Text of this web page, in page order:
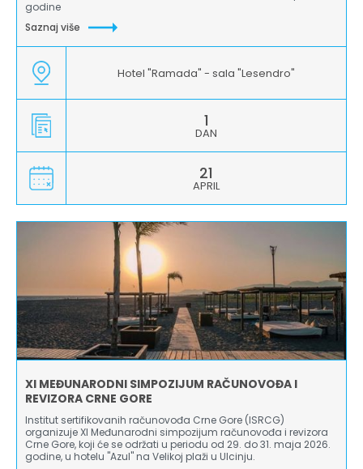
godine
Saznaj više
Hotel "Ramada" - sala "Lesendro"
1
DAN
21
APRIL
XI MEĐUNARODNI SIMPOZIJUM RAČUNOVOĐA I
REVIZORA CRNE GORE
Institut sertifikovanih računovođa Crne Gore (ISRCG)
organizuje XI Međunarodni simpozijum računovođa i revizora
Crne Gore, koji će se održati u periodu od 29. do 31. maja 2026.
godine, u hotelu "Azul" na Velikoj plaži u Ulcinju.